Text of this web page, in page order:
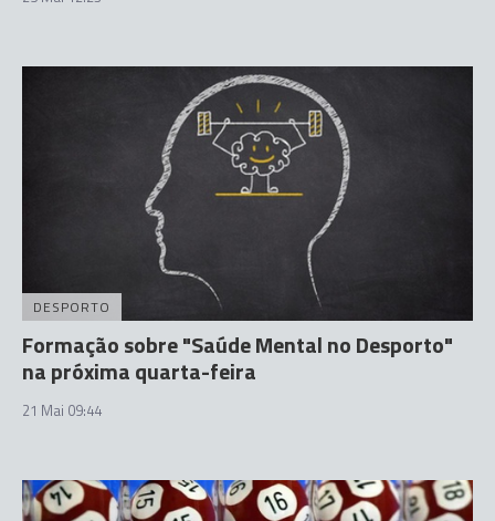
DESPORTO
Formação sobre "Saúde Mental no Desporto"
na próxima quarta-feira
21 Mai 09:44